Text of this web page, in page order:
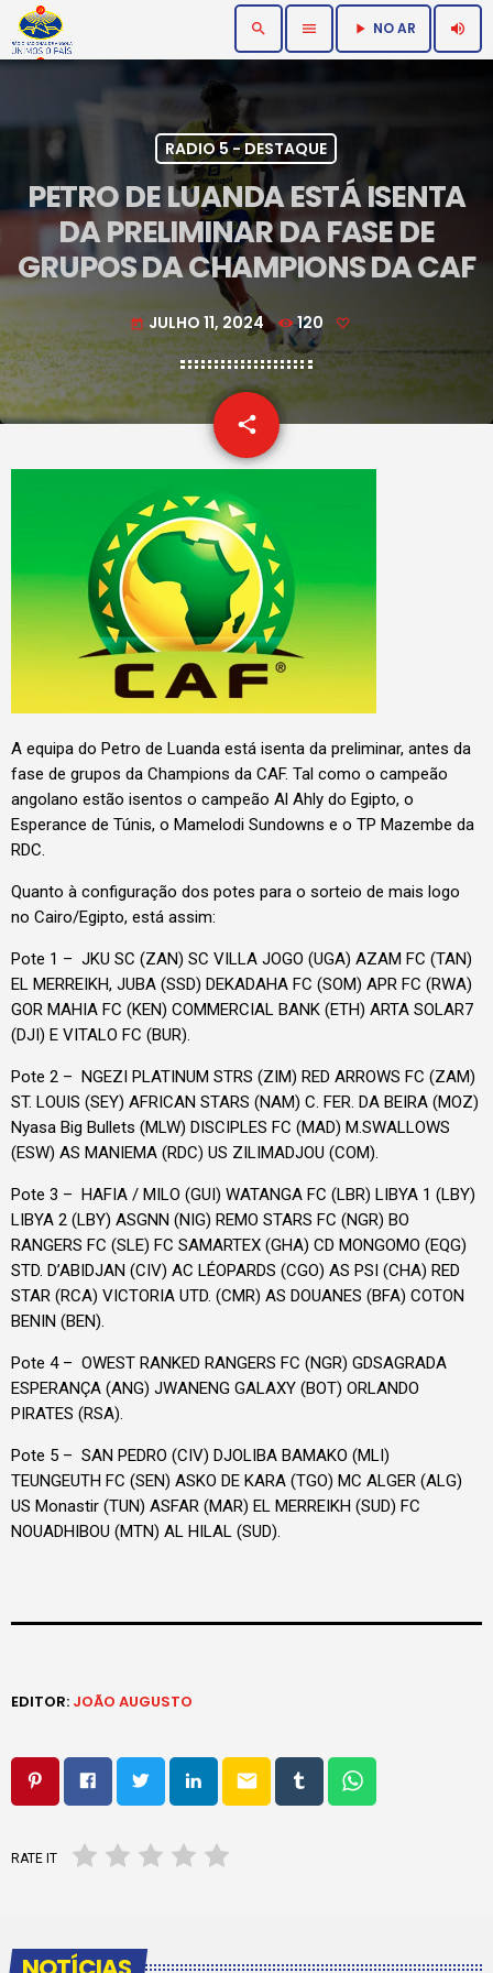
search menu play_arrow NO AR volume_up
RADIO 5 - DESTAQUE
PETRO DE LUANDA ESTÁ ISENTA
DA PRELIMINAR DA FASE DE
GRUPOS DA CHAMPIONS DA CAF
today JULHO 11, 2024 120
share
email
A equipa do Petro de Luanda está isenta da preliminar, antes da
fase de grupos da Champions da CAF. Tal como o campeão
angolano estão isentos o campeão Al Ahly do Egipto, o
Esperance de Túnis, o Mamelodi Sundowns e o TP Mazembe da
RDC.
Quanto à configuração dos potes para o sorteio de mais logo
no Cairo/Egipto, está assim:
Pote 1 – JKU SC (ZAN) SC VILLA JOGO (UGA) AZAM FC (TAN)
EL MERREIKH, JUBA (SSD) DEKADAHA FC (SOM) APR FC (RWA)
GOR MAHIA FC (KEN) COMMERCIAL BANK (ETH) ARTA SOLAR7
(DJI) E VITALO FC (BUR).
Pote 2 – NGEZI PLATINUM STRS (ZIM) RED ARROWS FC (ZAM)
ST. LOUIS (SEY) AFRICAN STARS (NAM) C. FER. DA BEIRA (MOZ)
Nyasa Big Bullets (MLW) DISCIPLES FC (MAD) M.SWALLOWS
(ESW) AS MANIEMA (RDC) US ZILIMADJOU (COM).
Pote 3 – HAFIA / MILO (GUI) WATANGA FC (LBR) LIBYA 1 (LBY)
LIBYA 2 (LBY) ASGNN (NIG) REMO STARS FC (NGR) BO
RANGERS FC (SLE) FC SAMARTEX (GHA) CD MONGOMO (EQG)
STD. D’ABIDJAN (CIV) AC LÉOPARDS (CGO) AS PSI (CHA) RED
STAR (RCA) VICTORIA UTD. (CMR) AS DOUANES (BFA) COTON
BENIN (BEN).
Pote 4 – OWEST RANKED RANGERS FC (NGR) GDSAGRADA
ESPERANÇA (ANG) JWANENG GALAXY (BOT) ORLANDO
PIRATES (RSA).
Pote 5 – SAN PEDRO (CIV) DJOLIBA BAMAKO (MLI)
TEUNGEUTH FC (SEN) ASKO DE KARA (TGO) MC ALGER (ALG)
US Monastir (TUN) ASFAR (MAR) EL MERREIKH (SUD) FC
NOUADHIBOU (MTN) AL HILAL (SUD).
EDITOR: JOÃO AUGUSTO
email
RATE IT